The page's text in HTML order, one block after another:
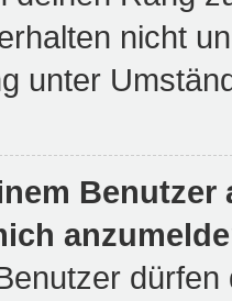
nicht
unter